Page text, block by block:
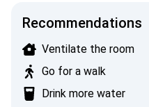
Recommendations
Ventilate the room
Go for a walk
Drink more water